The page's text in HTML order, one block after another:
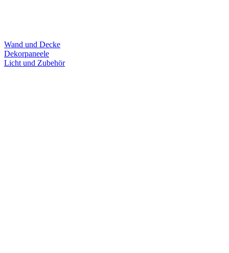
Wand und Decke
Dekorpaneele
Licht und Zubehör